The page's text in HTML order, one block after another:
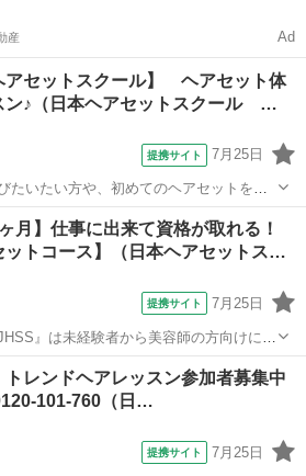
産 Ad
アセットスクール】 ヘアセット体
ン♪（日本ヘアセットスクール …
提携サイト 7月25日
たいたい方や、初めてのヘアセットを一
で学べる技術を実際に体感して頂きま
ルを実際にセットしてもらいます(*˘︶
ク
月】仕事に出来て資格が取れる！
ットコース】（日本ヘアセットス…
提携サイト 7月25日
』は未経験者から美容師の方向けにヘ
指導するスクールです！長期～短期ま
来ますよ～♪ 何のスキルを身に
・・・...
ク
トレンドヘアレッスン参加者募集中
101-760（日…
提携サイト 7月25日